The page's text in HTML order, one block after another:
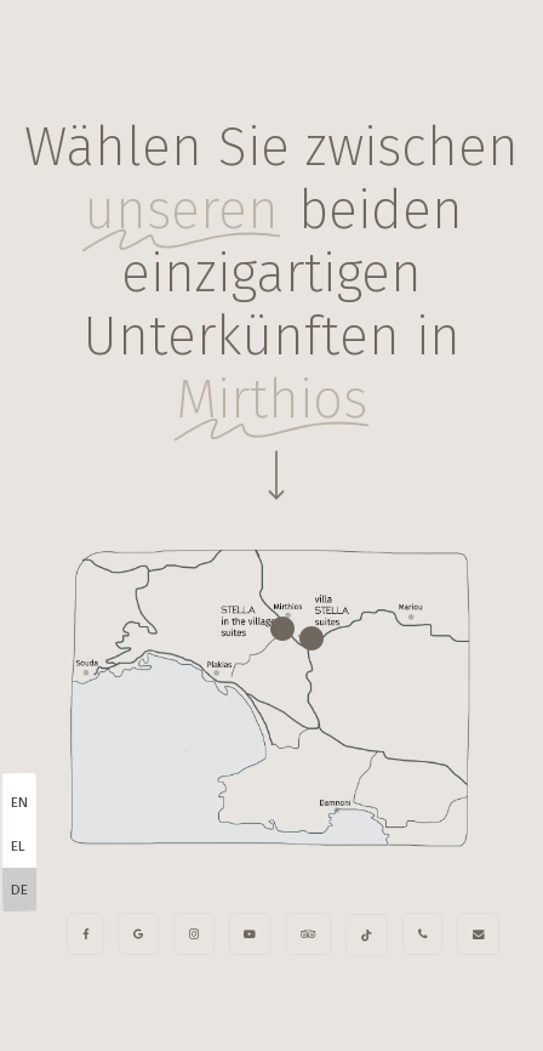
Wählen Sie zwischen
unseren beiden
einzigartigen
Unterkünften in
Mirthios
Navigate to the next section
EN
EL
DE